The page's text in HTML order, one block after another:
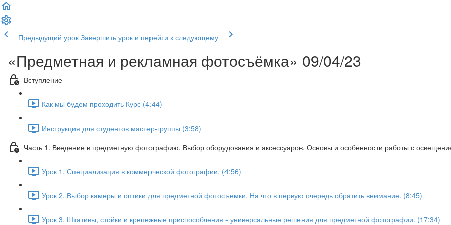
Предыдущий урок Завершить урок и перейти к следующему
«Предметная и рекламная фотосъёмка» 09/04/23
Вступление
Как мы будем проходить Курс (4:44)
Инструкция для студентов мастер-группы (3:58)
Часть 1. Введение в предметную фотографию. Выбор оборудования и аксессуаров. Основы и особенности работы с
Урок 1. Специализация в коммерческой фотографии. (4:56)
Урок 2. Выбор камеры и оптики для предметной фотосъемки. На что в первую очередь обратить внимание. (8:45)
Урок 3. Штативы, стойки и крепежные приспособления - универсальные решения для предметной фотографии. (17:34)